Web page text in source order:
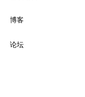
博客
论坛